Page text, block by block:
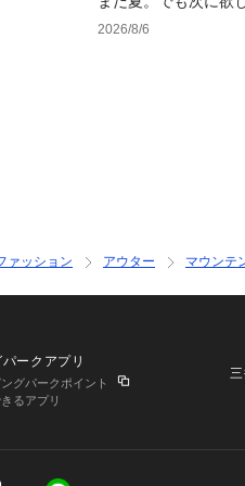
2026/8/6
ァッション アウター マウンテ
ークアプリ
グパークポイント
るアプリ